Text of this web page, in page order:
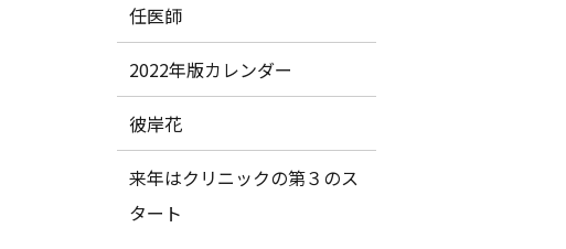
任医師
2022年版カレンダー
彼岸花
来年はクリニックの第３のス
タート